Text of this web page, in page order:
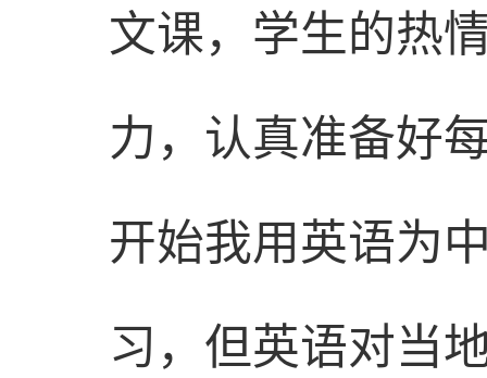
文课，学生的热
力，认真准备好
开始我用英语为
习，但英语对当